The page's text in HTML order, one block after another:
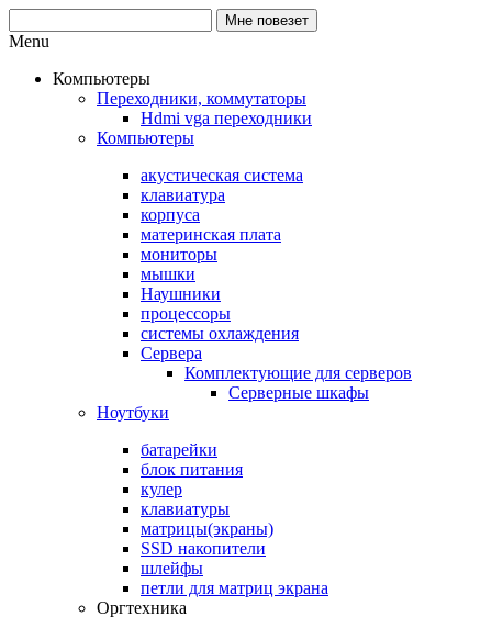
Menu
Компьютеры
Переходники, коммутаторы
Hdmi vga переходники
Компьютеры
акустическая система
клавиатура
корпуса
материнская плата
мониторы
мышки
Наушники
процессоры
системы охлаждения
Сервера
Комплектующие для серверов
Серверные шкафы
Ноутбуки
батарейки
блок питания
кулер
клавиатуры
матрицы(экраны)
SSD накопители
шлейфы
петли для матриц экрана
Оргтехника